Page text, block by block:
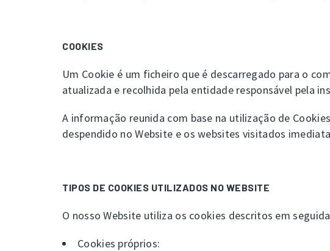
COOKIES
Um Cookie é um ficheiro que é descarregado para o
atualizada e recolhida pela entidade responsável pela
A informação reunida com base na utilização de
despendido no Website e os websites visitados
TIPOS DE COOKIES UTILIZADOS NO WEBSITE
O nosso Website utiliza os cookies descritos em
Cookies próprios: